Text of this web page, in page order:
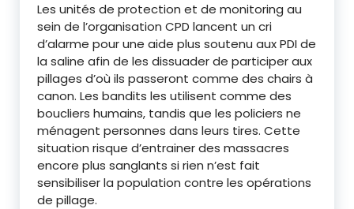
Les unités de protection et de monitoring au
sein de l’organisation CPD lancent un cri
d’alarme pour une aide plus soutenu aux PDI de
la saline afin de les dissuader de participer aux
pillages d’où ils passeront comme des chairs à
canon. Les bandits les utilisent comme des
boucliers humains, tandis que les policiers ne
ménagent personnes dans leurs tires. Cette
situation risque d’entrainer des massacres
encore plus sanglants si rien n’est fait
sensibiliser la population contre les opérations
de pillage.